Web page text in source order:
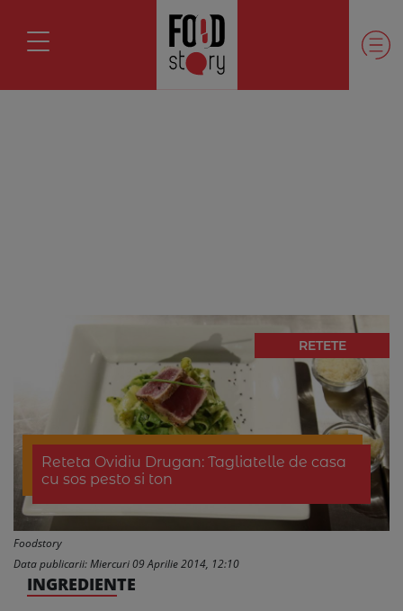
RETETE
Reteta Ovidiu Drugan: Tagliatelle de casa
cu sos pesto si ton
Foodstory
Data publicarii: Miercuri 09 Aprilie 2014, 12:10
INGREDIENTE